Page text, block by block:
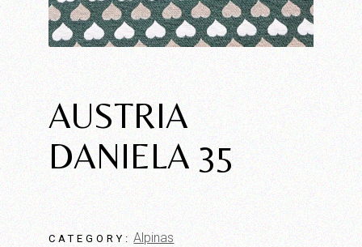
AUSTRIA
DANIELA 35
CATEGORY: Alpinas